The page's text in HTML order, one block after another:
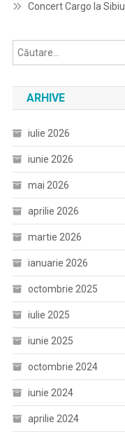
Concert Cargo la Sibiu
ARHIVE
iulie 2026
iunie 2026
mai 2026
aprilie 2026
martie 2026
ianuarie 2026
octombrie 2025
iulie 2025
iunie 2025
octombrie 2024
iunie 2024
aprilie 2024